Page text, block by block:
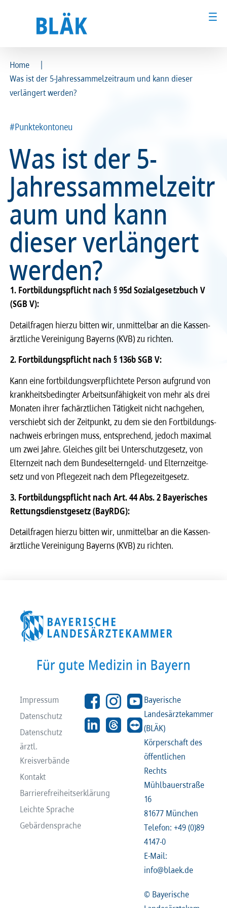
Ärztinnen und Ärzte
Kammer & Politik
Presse
Karriere
Recht
Service & Kontakt
meineBLÄK
Ärztinnen und Ärzte
Kammer & Politik
Presse
Karriere
Recht
Service & Kontakt
meineBLÄK
Home
|
Was ist der 5-Jahressammelzeitraum und kann dieser
verlängert werden?
#Punktekontoneu
Was ist der 5-
Jahressammelzeitr
aum und kann
dieser verlängert
werden?
1. Fort­bil­dungs­pflicht nach § 95d Sozi­al­ge­setz­buch V
(SGB V):
Detail­fra­gen hierzu bitten wir, unmit­tel­bar an die Kassen­
ärzt­li­che Verei­ni­gung Bayerns (KVB) zu rich­ten.
2. Fort­bil­dungs­pflicht nach § 136b SGB V:
Kann eine fort­bil­dungs­ver­pflich­tete Person aufgrund von
krank­heits­be­ding­ter Arbeits­un­fä­hig­keit von mehr als drei
Mona­ten ihrer fach­ärzt­li­chen Tätig­keit nicht nach­ge­hen,
verschiebt sich der Zeit­punkt, zu dem sie den Fort­bil­dungs­
nach­weis erbrin­gen muss, entspre­chend, jedoch maxi­mal
um zwei Jahre. Glei­ches gilt bei Unter­schutz­ge­setz, von
Eltern­zeit nach dem Bundes­el­tern­geld- und Eltern­zeit­ge­
setz und von Pfle­ge­zeit nach dem Pfle­ge­zeit­ge­setz.
3. Fort­bil­dungs­pflicht nach Art. 44 Abs. 2 Baye­ri­sches
Rettungs­dienst­ge­setz (BayRDG):
Detail­fra­gen hierzu bitten wir, unmit­tel­bar an die Kassen­
ärzt­li­che Verei­ni­gung Bayerns (KVB) zu rich­ten.
Impressum
Datenschutz
Datenschutz
ärztl.
Kreisverbände
Kontakt
Barrierefreiheitserklärung
Leichte Sprache
Gebärdensprache
Bayerische
Landesärztekammer
(BLÄK)
Körperschaft des
öffentlichen
Rechts
Mühlbauerstraße
16
81677 München
Telefon: +49 (0)89
4147-0
E-Mail:
info@blaek.de
© Bayerische